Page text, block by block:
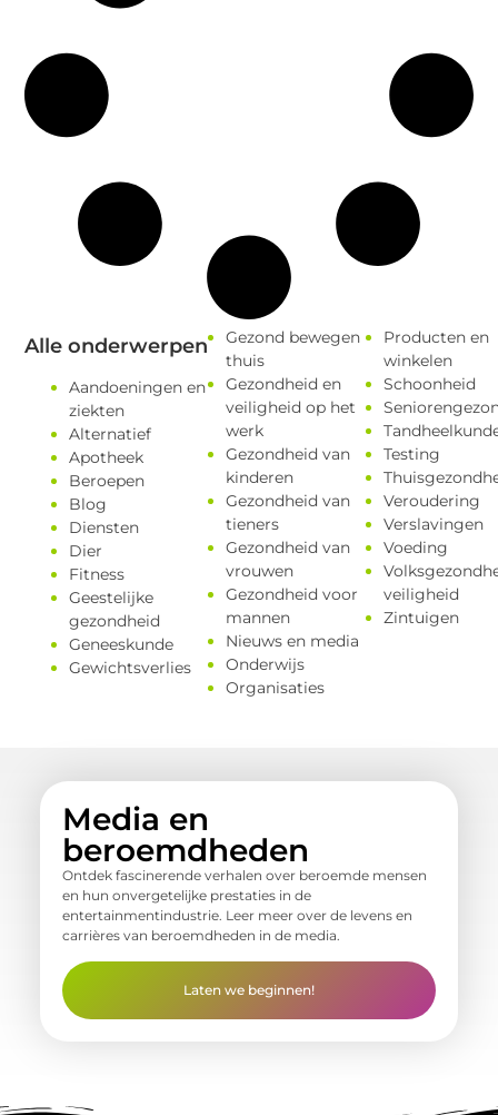
Alle onderwerpen
Aandoeningen en
ziekten
Alternatief
Apotheek
Beroepen
Blog
Diensten
Dier
Fitness
Geestelijke
gezondheid
Geneeskunde
Gewichtsverlies
Gezond bewegen
thuis
Gezondheid en
veiligheid op het
werk
Gezondheid van
kinderen
Gezondheid van
tieners
Gezondheid van
vrouwen
Gezondheid voor
mannen
Nieuws en media
Onderwijs
Organisaties
Producten en
winkelen
Schoonheid
Testing
Veroudering
Verslavingen
Voeding
veiligheid
Zintuigen
Media en
beroemdheden
Ontdek fascinerende verhalen over beroemde mensen
en hun onvergetelijke prestaties in de
entertainmentindustrie. Leer meer over de levens en
carrières van beroemdheden in de media.
Laten we beginnen!